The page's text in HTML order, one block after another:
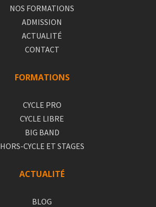
NOS FORMATIONS
ADMISSION
ACTUALITÉ
CONTACT
FORMATIONS
CYCLE PRO
CYCLE LIBRE
BIG BAND
HORS-CYCLE ET STAGES
ACTUALITÉ
BLOG